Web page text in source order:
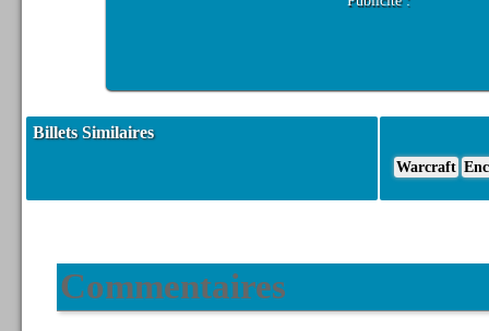
Billets Similaires
Warcraft
Commentaires